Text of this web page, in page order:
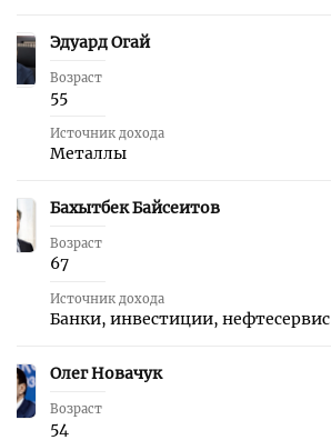
11 Эдуард Огай
Возраст
55
Источник дохода
Металлы
12 Бахытбек Байсеитов
Возраст
67
Источник дохода
Банки, инвестиции, нефтесервис
13 Олег Новачук
Возраст
54